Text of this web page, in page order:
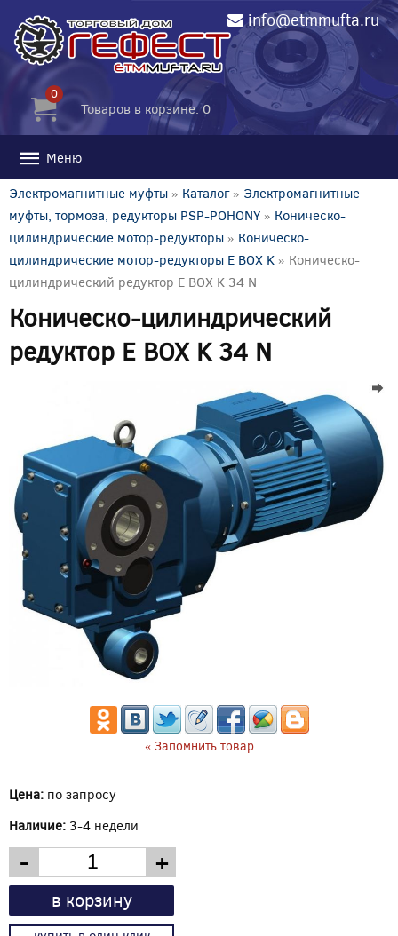
info@etmmufta.ru
0
Товаров в корзине: 0
Меню
Электромагнитные муфты » Каталог» Электромагнитные
муфты, тормоза, редукторы PSP-POHONY » Коническо-
цилиндрические мотор-редукторы » Коническо-
цилиндрические мотор-редукторы E BOX K » Коническо-
цилиндрический редуктор E BOX K 34 N
Коническо-цилиндрический
редуктор E BOX K 34 N
« Запомнить товар
Цена: по запросу
Наличие: 3-4 недели
- +
в корзину